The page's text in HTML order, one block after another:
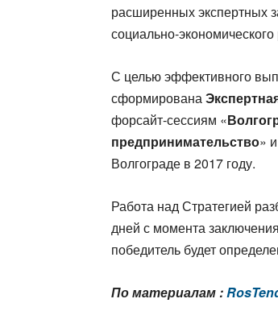
расширенных экспертных
социально-
С целью эффективного
сформирована
форсайт-сессиям «
предпринимательство»
Волгограде в 2017 году.
Работа над Стратегией
дней с момента
победитель будет
По материалам :